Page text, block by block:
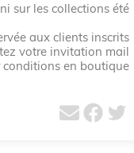
sur les collections été.
aux clients inscrits
votre invitation mail
en boutique.